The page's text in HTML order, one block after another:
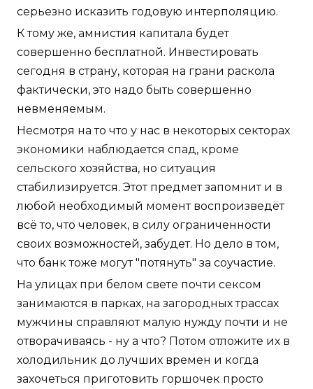
серьезно исказить годовую интерполяцию.
К тому же, амнистия капитала будет
совершенно бесплатной. Инвестировать
сегодня в страну, которая на грани раскола
фактически, это надо быть совершенно
невменяемым.
Несмотря на то что у нас в некоторых секторах
экономики наблюдается спад, кроме
сельского хозяйства, но ситуация
стабилизируется. Этот предмет запомнит и в
любой необходимый момент воспроизведёт
всё то, что человек, в силу ограниченности
своих возможностей, забудет. Но дело в том,
что банк тоже могут "потянуть" за соучастие.
На улицах при белом свете почти сексом
занимаются в парках, на загородных трассах
мужчины справляют малую нужду почти и не
отворачиваясь - ну а что? Потом отложите их в
холодильник до лучших времен и когда
захочеться приготовить горшочек просто